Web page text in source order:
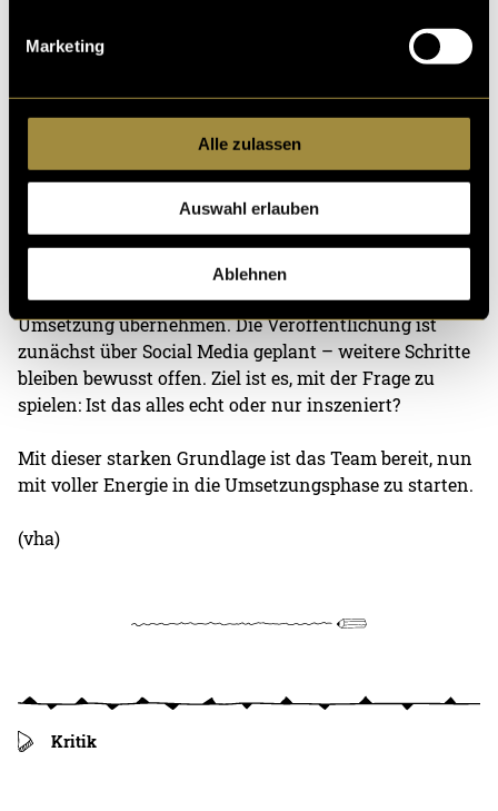
Marketing
Alle zulassen
Auswahl erlauben
Ablehnen
Produktionsteam bereits fest: Serge Djoungong wird
gemeinsam mit Studentin Scarlett Simon sowie einem
Ein spannendes neues Update ist der Einstieg von Jan
van Ditzhuijzen ins Projekt. Gemeinsam mit ihm wird
aktuell ein Format rund um den Song entwickelt:
Geplant ist eine filmische Begleitung im Stil einer
Mockumentary. Jan soll dabei als Moderator durch
das Format führen, während Studierende die filmische
Umsetzung übernehmen. Die Veröffentlichung ist
zunächst über Social Media geplant – weitere Schritte
bleiben bewusst offen. Ziel ist es, mit der Frage zu
spielen: Ist das alles echt oder nur inszeniert?
Mit dieser starken Grundlage ist das Team bereit, nun
mit voller Energie in die Umsetzungsphase zu starten.
(vha)
Kritik